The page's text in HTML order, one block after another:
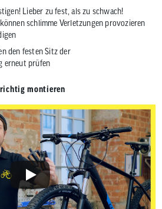
Lieber zu fest, als zu schwach!
schlimme Verletzungen provozieren
den festen Sitz der
erneut prüfen
montieren